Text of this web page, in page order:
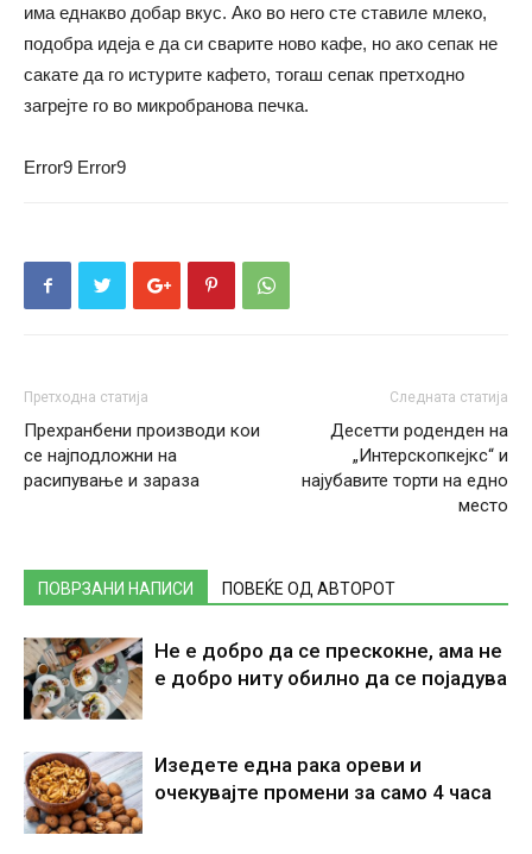
има еднакво добар вкус. Ако во него сте ставиле млеко,
подобра идеја е да си сварите ново кафе, но ако сепак не
сакате да го истурите кафето, тогаш сепак претходно
загрејте го во микробранова печка.
Error9 Error9
Претходна статија
Прехранбени производи кои
се најподложни на
расипување и зараза
Следната статија
Десетти роденден на
„Интерскопкејкс“ и
најубавите торти на едно
место
ПОВРЗАНИ НАПИСИ ПОВЕЌЕ ОД АВТОРОТ
Не е добро да се прескокне, ама не
е добро ниту обилно да се појадува
Изедете една рака ореви и
очекувајте промени за само 4 часа